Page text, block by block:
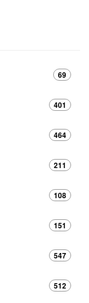
69
401
464
211
108
151
547
512